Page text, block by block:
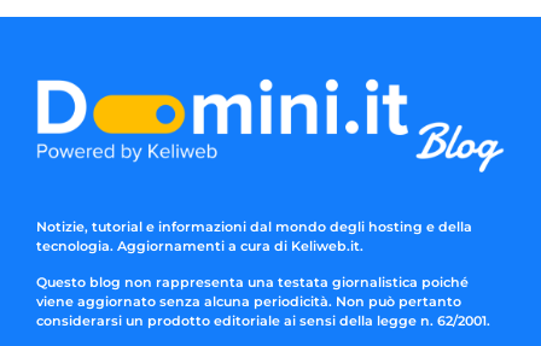
Notizie, tutorial e informazioni dal mondo degli hosting e della
tecnologia. Aggiornamenti a cura di Keliweb.it.
Questo blog non rappresenta una testata giornalistica poiché
viene aggiornato senza alcuna periodicità. Non può pertanto
considerarsi un prodotto editoriale ai sensi della legge n. 62/2001.